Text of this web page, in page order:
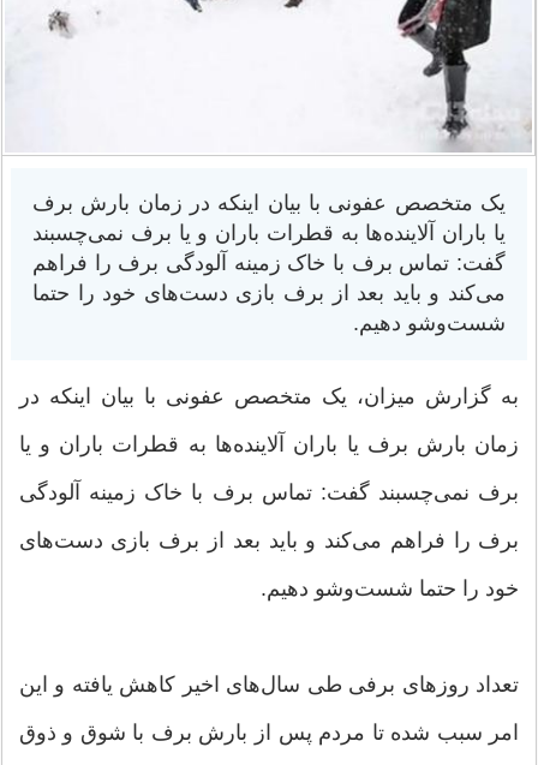
​یک متخصص عفونی با بیان اینکه در زمان بارش برف
یا باران آلاینده‌ها به قطرات باران و یا برف نمی‌چسبند
گفت: تماس برف با خاک زمینه آلودگی برف را فراهم
می‌کند و باید بعد از برف بازی دست‌های خود را حتما
شست‌وشو دهیم.
به گزارش میزان، یک متخصص عفونی با بیان اینکه در
زمان بارش برف یا باران آلاینده‌ها به قطرات باران و یا
برف نمی‌چسبند گفت: تماس برف با خاک زمینه آلودگی
برف را فراهم می‌کند و باید بعد از برف بازی دست‌های
خود را حتما شست‌وشو دهیم.
تعداد روزهای برفی طی سال‌های اخیر کاهش یافته و این
امر سبب شده تا مردم پس از بارش برف با شوق و ذوق